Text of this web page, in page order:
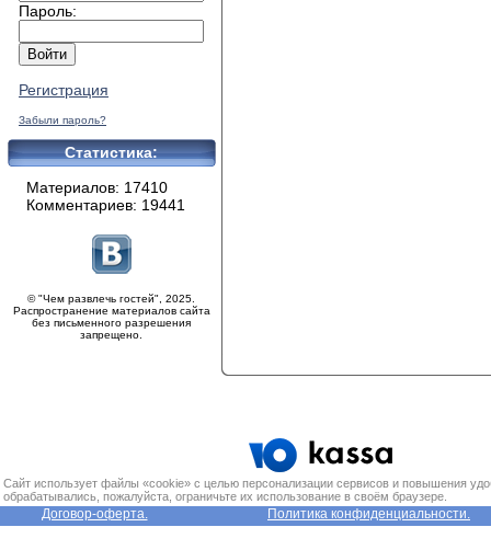
Пароль:
Регистрация
Забыли пароль?
Статистика:
Материалов: 17410
Комментариев: 19441
© "Чем развлечь гостей", 2025.
Распространение материалов сайта
без письменного разрешения
запрещено.
Сайт использует файлы «cookie» с целью персонализации сервисов и повышения
обрабатывались, пожалуйста, ограничьте их использование в своём браузере.
Договор-оферта. Политика конфиденциальности.